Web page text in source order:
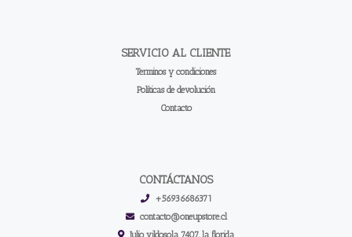
SERVICIO AL CLIENTE
Terminos y condiciones
Políticas de devolución
Contacto
CONTÁCTANOS
+56936686371
contacto@oneupstore.cl
Julio vildosola 7407, la florida